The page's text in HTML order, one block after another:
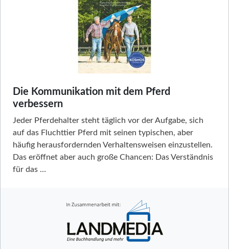
Die Kommunikation mit dem Pferd
verbessern
Jeder Pferdehalter steht täglich vor der Aufgabe, sich
auf das Fluchttier Pferd mit seinen typischen, aber
häufig herausfordernden Verhaltensweisen einzustellen.
Das eröffnet aber auch große Chancen: Das Verständnis
für das …